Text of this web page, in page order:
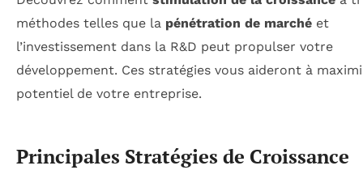
méthodes telles que la pénétration de marché et
l’investissement dans la R&D peut propulser votre
développement. Ces stratégies vous aideront à
potentiel de votre entreprise.
Principales Stratégies de Croissance